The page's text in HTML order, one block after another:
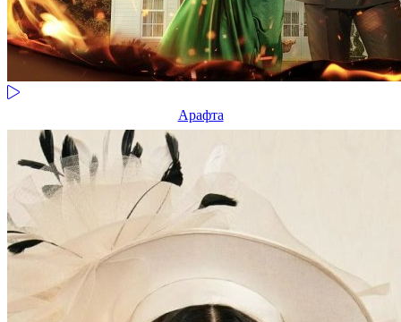
Арафта